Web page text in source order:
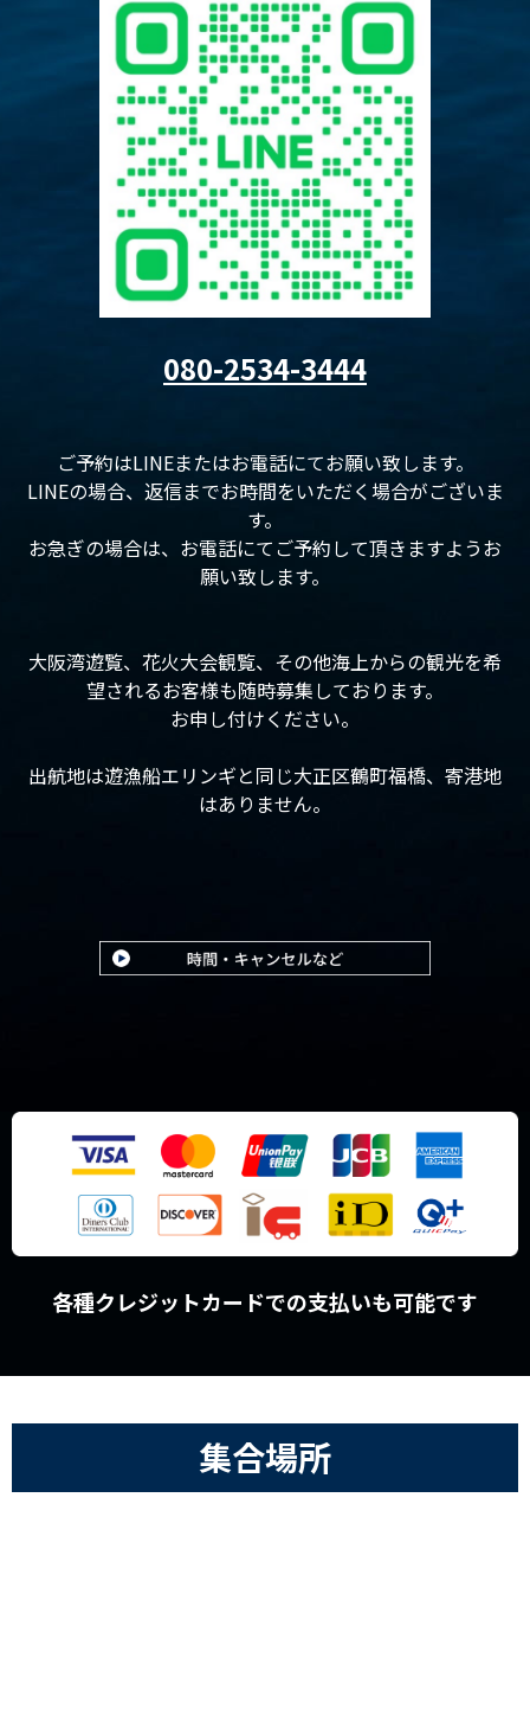
080-2534-3444
ご予約はLINEまたはお電話にてお願い致します。
LINEの場合、返信までお時間をいただく場合がございま
す。
お急ぎの場合は、お電話にてご予約して頂きますようお
願い致します。
大阪湾遊覧、花火大会観覧、その他海上からの観光を希
望されるお客様も随時募集しております。
お申し付けください。
出航地は遊漁船エリンギと同じ大正区鶴町福橋、寄港地
はありません。
各種クレジットカードでの支払いも可能です
集合場所